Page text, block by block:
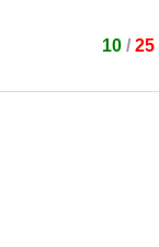
10/ 25